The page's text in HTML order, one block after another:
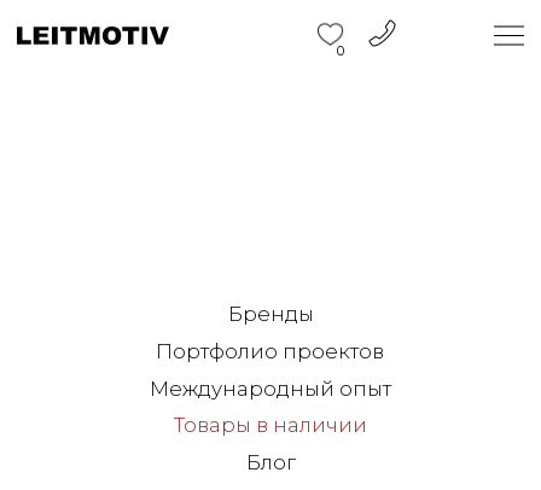
Контакты
О компании
Товары в наличии
ул. Барочная, 12